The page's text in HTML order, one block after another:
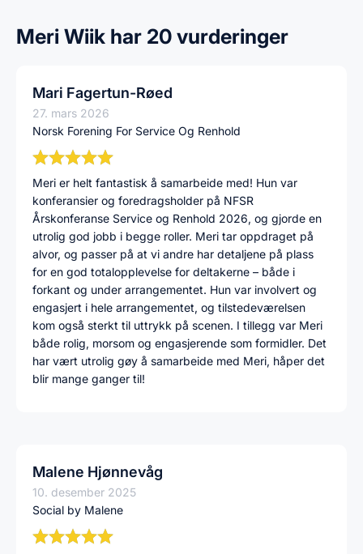
Meri Wiik har 20 vurderinger
Mari Fagertun-Røed
27. mars 2026
Norsk Forening For Service Og Renhold
Meri er helt fantastisk å samarbeide med! Hun var
konferansier og foredragsholder på NFSR
Årskonferanse Service og Renhold 2026, og gjorde en
utrolig god jobb i begge roller. Meri tar oppdraget på
alvor, og passer på at vi andre har detaljene på plass
for en god totalopplevelse for deltakerne – både i
forkant og under arrangementet. Hun var involvert og
engasjert i hele arrangementet, og tilstedeværelsen
kom også sterkt til uttrykk på scenen. I tillegg var Meri
både rolig, morsom og engasjerende som formidler. Det
har vært utrolig gøy å samarbeide med Meri, håper det
blir mange ganger til!
Malene Hjønnevåg
10. desember 2025
Social by Malene